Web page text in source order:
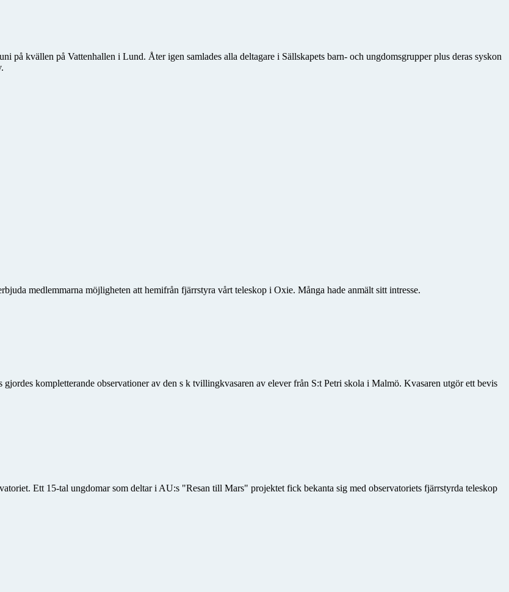
på kvällen på Vattenhallen i Lund. Åter igen samlades alla deltagare i Sällskapets barn- och ungdomsgrupper plus deras syskon
medlemmarna möjligheten att hemifrån fjärrstyra vårt teleskop i Oxie. Många hade anmält sitt intresse.
kompletterande observationer av den s k tvillingkvasaren av elever från S:t Petri skola i Malmö. Kvasaren utgör ett bevis
Ett 15-tal ungdomar som deltar i AU:s "Resan till Mars" projektet fick bekanta sig med observatoriets fjärrstyrda teleskop